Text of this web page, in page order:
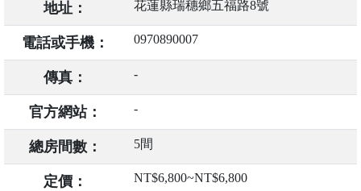
地址： 花蓮縣瑞穗鄉五福路8號
電話或手機： 0970890007
傳真： -
官方網站： -
總房間數： 5間
定價： NT$6,800~NT$6,800